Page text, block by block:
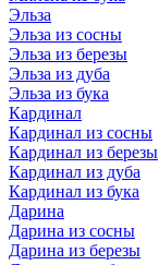
Эльза
Эльза из сосны
Эльза из березы
Эльза из дуба
Эльза из бука
Кардинал
Кардинал из сосны
Кардинал из березы
Кардинал из дуба
Кардинал из бука
Дарина
Дарина из сосны
Дарина из березы